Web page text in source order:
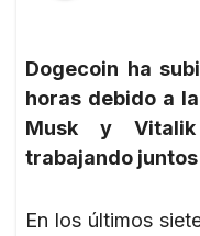
Dogecoin ha
horas debido a
Musk y
trabajando juntos
En los últimos